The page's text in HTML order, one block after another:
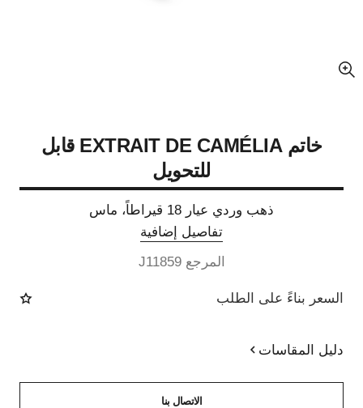
عرض مكبّر عن الصورة
خاتم EXTRAIT DE CAMÉLIA قابل
للتحويل
ذهب وردي عيار 18 قيراطاً، ماس
تفاصيل إضافية
المرجع J11859
السعر بناءً على الطلب
دليل المقاسات
الاتصال بنا